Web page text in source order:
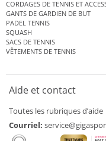
CORDAGES DE TENNIS ET
GANTS DE GARDIEN DE BUT
PADEL TENNIS
SQUASH
SACS DE TENNIS
VÊTEMENTS DE TENNIS
Aide et contact
Toutes les rubriques d’aide
Courriel: